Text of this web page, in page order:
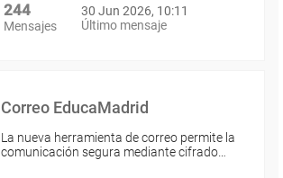
244
Mensajes
30 Jun 2026, 10:11
Último mensaje
Correo EducaMadrid
La nueva herramienta de correo permite la
comunicación segura mediante cifrado…